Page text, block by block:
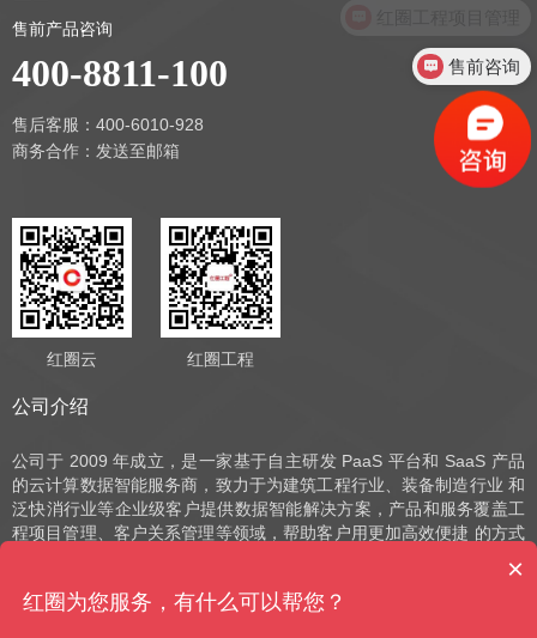
售前咨询
×
红圈为您服务，有什么可以帮您？
售前产品咨询
400-8811-100
售后客服：400-6010-928
商务合作： 发送至邮箱
红圈云 红圈工程
公司介绍
公司于 2009 年成立，是一家基于自主研发 PaaS 平台和 SaaS 产品
的云计算数据智能服务商，致力于为建筑工程行业、装备制造行业 和
泛快消行业等企业级客户提供数据智能解决方案，产品和服务覆盖工
程项目管理、客户关系管理等领域，帮助客户用更加高效便捷 的方式
自主研发作为发展的驱动力，并获评国家高新技术企业、中 关村高新
技术企业、北京市“专精特新”小巨人和北京市“专精特新”中小企业等荣